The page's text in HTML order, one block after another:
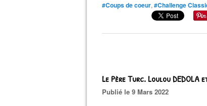
#Coups de coeur, #Challenge
Le Père Turc. Loulou DEDOLA
Publié le 9 Mars 2022